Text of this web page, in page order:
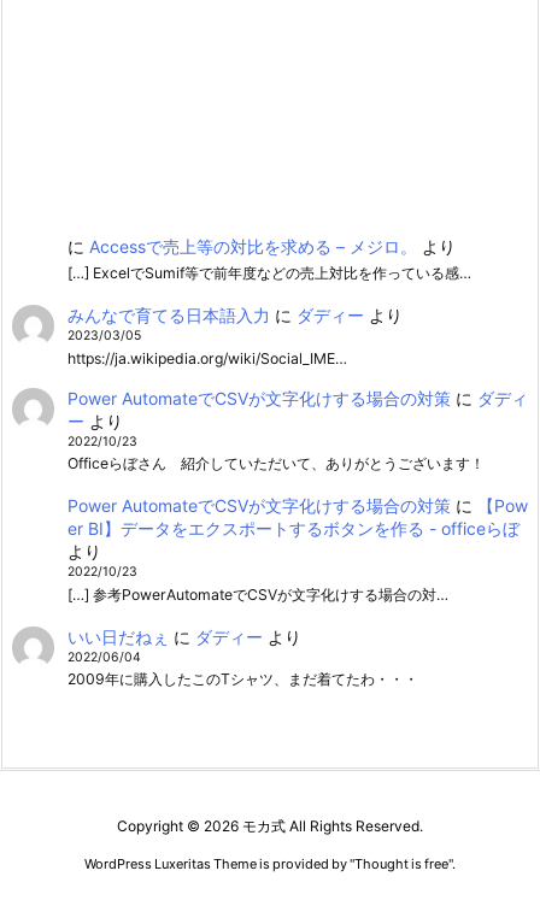
に Accessで売上等の対比を求める – メジロ。 より
[…] ExcelでSumif等で前年度などの売上対比を作っている感…
みんなで育てる日本語入力 に ダディー より
2023/03/05
https://ja.wikipedia.org/wiki/Social_IME…
Power AutomateでCSVが文字化けする場合の対策に ダディ
ー より
2022/10/23
Officeらぼさん 紹介していただいて、ありがとうございます！
Power AutomateでCSVが文字化けする場合の対策に
【Pow
er BI】データをエクスポートするボタンを作る - officeらぼ
より
2022/10/23
[…] 参考PowerAutomateでCSVが文字化けする場合の対…
いい日だねぇ に ダディー より
2022/06/04
2009年に購入したこのTシャツ、まだ着てたわ・・・
Copyright © 2026 モカ式 All Rights Reserved.
WordPress Luxeritas Theme is provided by "Thought is free".